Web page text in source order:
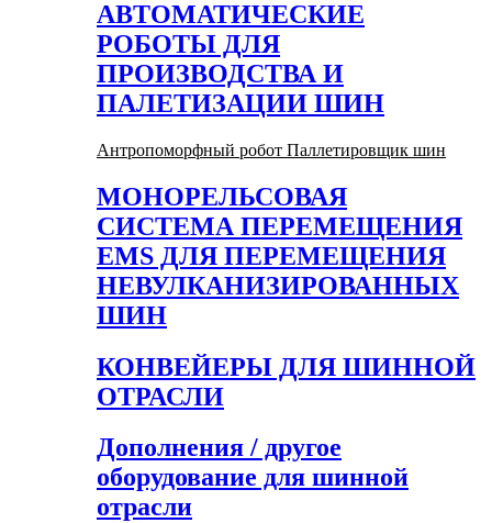
АВТОМАТИЧЕСКИЕ
РОБОТЫ ДЛЯ
ПРОИЗВОДСТВА И
ПАЛЕТИЗАЦИИ ШИН
Антропоморфный робот Паллетировщик шин
МОНОРЕЛЬСОВАЯ
СИСТЕМА ПЕРЕМЕЩЕНИЯ
EMS ДЛЯ ПЕРЕМЕЩЕНИЯ
НЕВУЛКАНИЗИРОВАННЫХ
ШИН
КОНВЕЙЕРЫ ДЛЯ ШИННОЙ
ОТРАСЛИ
Дополнения / другое
оборудование для шинной
отрасли